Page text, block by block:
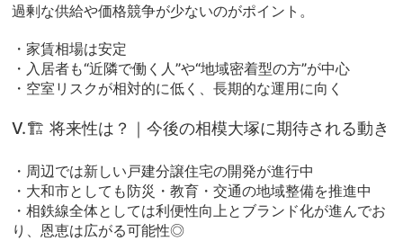
過剰な供給や価格競争が少ないのがポイント。
・家賃相場は安定
・入居者も“近隣で働く人”や“地域密着型の方”が中心
・空室リスクが相対的に低く、長期的な運用に向く
Ⅴ.🏗️ 将来性は？｜今後の相模大塚に期待される動き
・周辺では新しい戸建分譲住宅の開発が進行中
・大和市としても防災・教育・交通の地域整備を推進中
・相鉄線全体としては利便性向上とブランド化が進んでお
り、恩恵は広がる可能性◎